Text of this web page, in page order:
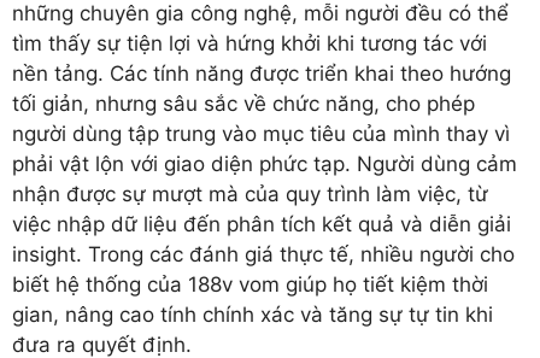
những chuyên gia công nghệ, mỗi người đều có thể
tìm thấy sự tiện lợi và hứng khởi khi tương tác với
nền tảng. Các tính năng được triển khai theo hướng
tối giản, nhưng sâu sắc về chức năng, cho phép
người dùng tập trung vào mục tiêu của mình thay vì
phải vật lộn với giao diện phức tạp. Người dùng cảm
nhận được sự mượt mà của quy trình làm việc, từ
việc nhập dữ liệu đến phân tích kết quả và diễn giải
insight. Trong các đánh giá thực tế, nhiều người cho
biết hệ thống của 188v vom giúp họ tiết kiệm thời
gian, nâng cao tính chính xác và tăng sự tự tin khi
đưa ra quyết định.